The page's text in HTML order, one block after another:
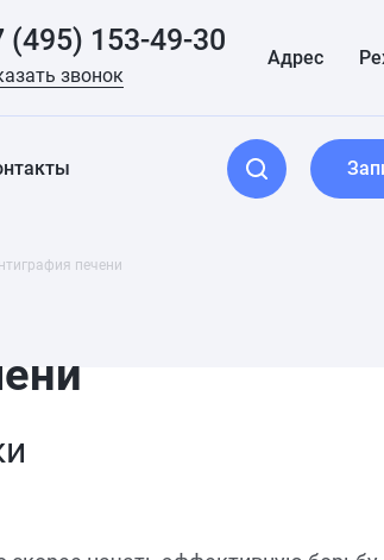
(495) 153-49-30
звонок
Адрес
печени